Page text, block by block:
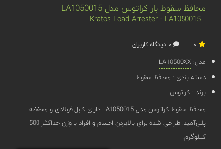
محافظ سقوط بار کراتوس مدل LA1050015
Kratos Load Arrester - LA1050015
مدل:LA10500XX
دسته بندی : محافظ سقوط
برند :کراتوس
محافظ سقوط کراتوس مدل LA1050015 دارای کابل فولادی و محفظه
پلی‌آمید. طراحی شده برای بالابردن اجسام و افراد با وزن حداکثر 500
کیلوگرم.